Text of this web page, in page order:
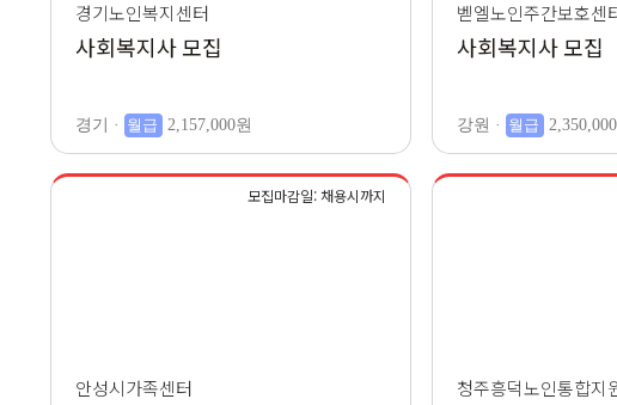
경기노인복지센터
사회복지사 모집
경기 · 월급 2,157,000원
벧엘노인주간보호센
사회복지사 모집
강원 · 월급
모집마감일: 채용시까지
안성시가족센터 청주흥덕노인통합지